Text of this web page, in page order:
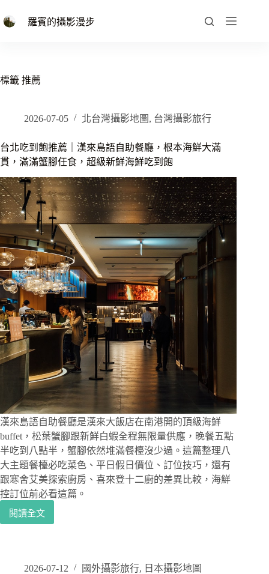
至
容
羅賓的攝影漫步
標籤 推薦
2026-07-05 北台灣攝影地圖 , 台灣攝影旅行
台北吃到飽推薦｜漢來島語自助餐廳，根本海鮮大滿
貫，滿滿蟹腳任食，超級新鮮海鮮吃到飽
漢來島語自助餐廳是漢來大飯店在南港開的頂級海鮮
buffet，松葉蟹腳跟新鮮白蝦全程無限量供應，晚餐五點
半吃到八點半，蟹腳依然堆滿餐檯沒少過。這篇整理八
大主題餐檯必吃菜色、平日假日價位、訂位技巧，還有
跟寒舍艾美探索廚房、喜來登十二廚的差異比較，海鮮
控訂位前必看這篇。
閱讀全文
台
飽
2026-07-12 國外攝影旅行, 日本攝影地圖